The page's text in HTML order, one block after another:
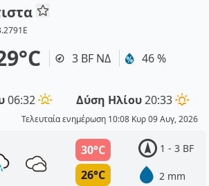
3 BF ΝΔ 46 %
06:32 Δύση Ηλίου20:33
Τελευταία ενημέρωση 10:08 Κυρ 09 Αυγ, 2026
30°C
26°C
1 - 3 BF
2 mm